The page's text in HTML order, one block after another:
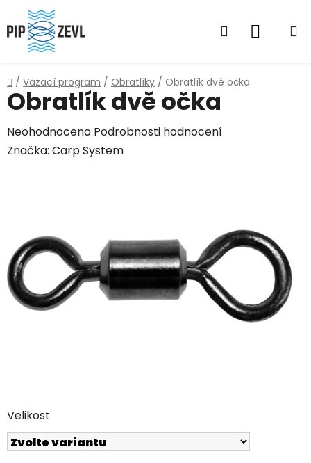
Přejít
na
obsah
Hledat
Domů
/ Vázací program / Obratlíky / Obratlík dvě očka
Velikost
Obratlík dvě očka
Průměrné
hodnocení
hvězdiček.
Neohodnoceno Podrobnosti hodnocení
Značka: Carp System